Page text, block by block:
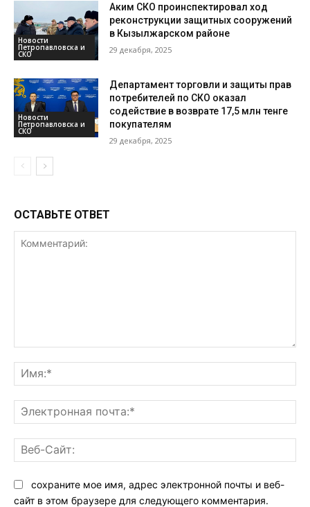
Новости
Петропавловска и
СКО
Аким СКО проинспектировал ход
реконструкции защитных сооружений
в Кызылжарском районе
29 декабря, 2025
Новости
Петропавловска и
СКО
Департамент торговли и защиты прав
потребителей по СКО оказал
содействие в возврате 17,5 млн тенге
покупателям
29 декабря, 2025
ОСТАВЬТЕ ОТВЕТ
сохраните мое имя, адрес электронной почты и веб-
сайт в этом браузере для следующего комментария.